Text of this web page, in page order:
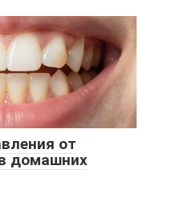
от
домашних